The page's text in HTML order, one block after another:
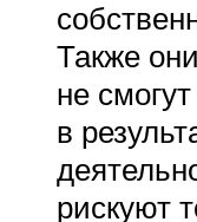
Также
не
в
рискуют